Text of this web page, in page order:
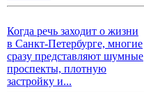
Когда речь заходит о жизни
в Санкт-Петербурге, многие
сразу представляют шумные
проспекты, плотную
застройку и...